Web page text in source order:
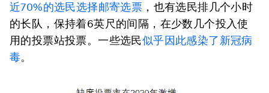
近70%的选民选择邮寄选票 ，也有选民排几个小时
的长队，保持着6英尺的间隔，在少数几个投入使
用的投票站投票。一些选民似乎因此感染了新冠病
毒。